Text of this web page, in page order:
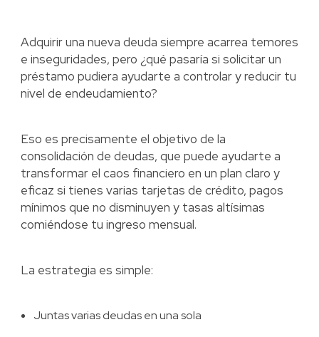
Adquirir una nueva deuda siempre acarrea temores
e inseguridades, pero ¿qué pasaría si solicitar un
préstamo pudiera ayudarte a controlar y reducir tu
nivel de endeudamiento?
Eso es precisamente el objetivo de la
consolidación de deudas, que puede ayudarte a
transformar el caos financiero en un plan claro y
eficaz si tienes varias tarjetas de crédito, pagos
mínimos que no disminuyen y tasas altísimas
comiéndose tu ingreso mensual.
La estrategia es simple:
Juntas varias deudas en una sola